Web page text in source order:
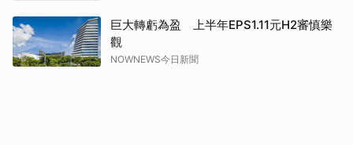
巨大轉虧為盈 上半年EPS1.11元H2審慎樂
觀
NOWNEWS今日新聞